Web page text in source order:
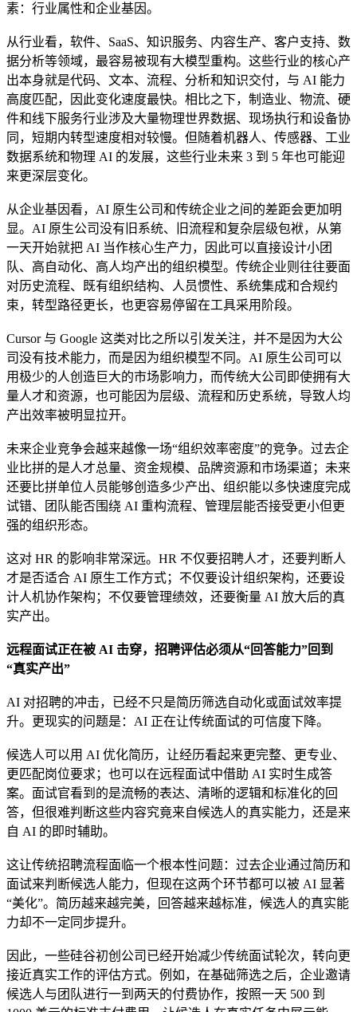
素：行业属性和企业基因。
从行业看，软件、SaaS、知识服务、内容生产、客户支持、数
据分析等领域，最容易被现有大模型重构。这些行业的核心产
出本身就是代码、文本、流程、分析和知识交付，与 AI 能力
高度匹配，因此变化速度最快。相比之下，制造业、物流、硬
件和线下服务行业涉及大量物理世界数据、现场执行和设备协
同，短期内转型速度相对较慢。但随着机器人、传感器、工业
数据系统和物理 AI 的发展，这些行业未来 3 到 5 年也可能迎
来更深层变化。
从企业基因看，AI 原生公司和传统企业之间的差距会更加明
显。AI 原生公司没有旧系统、旧流程和复杂层级包袱，从第
一天开始就把 AI 当作核心生产力，因此可以直接设计小团
队、高自动化、高人均产出的组织模型。传统企业则往往要面
对历史流程、既有组织结构、人员惯性、系统集成和合规约
束，转型路径更长，也更容易停留在工具采用阶段。
Cursor 与 Google 这类对比之所以引发关注，并不是因为大公
司没有技术能力，而是因为组织模型不同。AI 原生公司可以
用极少的人创造巨大的市场影响力，而传统大公司即使拥有大
量人才和资源，也可能因为层级、流程和历史系统，导致人均
产出效率被明显拉开。
未来企业竞争会越来越像一场“组织效率密度”的竞争。过去企
业比拼的是人才总量、资金规模、品牌资源和市场渠道；未来
还要比拼单位人员能够创造多少产出、组织能以多快速度完成
试错、团队能否围绕 AI 重构流程、管理层能否接受更小但更
强的组织形态。
这对 HR 的影响非常深远。HR 不仅要招聘人才，还要判断人
才是否适合 AI 原生工作方式；不仅要设计组织架构，还要设
计人机协作架构；不仅要管理绩效，还要衡量 AI 放大后的真
实产出。
远程面试正在被 AI 击穿，招聘评估必须从“回答能力”回到
“真实产出”
AI 对招聘的冲击，已经不只是简历筛选自动化或面试效率提
升。更现实的问题是：AI 正在让传统面试的可信度下降。
候选人可以用 AI 优化简历，让经历看起来更完整、更专业、
更匹配岗位要求；也可以在远程面试中借助 AI 实时生成答
案。面试官看到的是流畅的表达、清晰的逻辑和标准化的回
答，但很难判断这些内容究竟来自候选人的真实能力，还是来
自 AI 的即时辅助。
这让传统招聘流程面临一个根本性问题：过去企业通过简历和
面试来判断候选人能力，但现在这两个环节都可以被 AI 显著
“美化”。简历越来越完美，回答越来越标准，候选人的真实能
力却不一定同步提升。
因此，一些硅谷初创公司已经开始减少传统面试轮次，转向更
接近真实工作的评估方式。例如，在基础筛选之后，企业邀请
候选人与团队进行一到两天的付费协作，按照一天 500 到